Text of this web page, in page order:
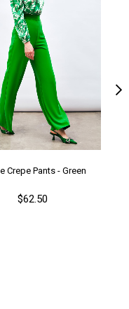
Crepe Pants - Green
$62.50